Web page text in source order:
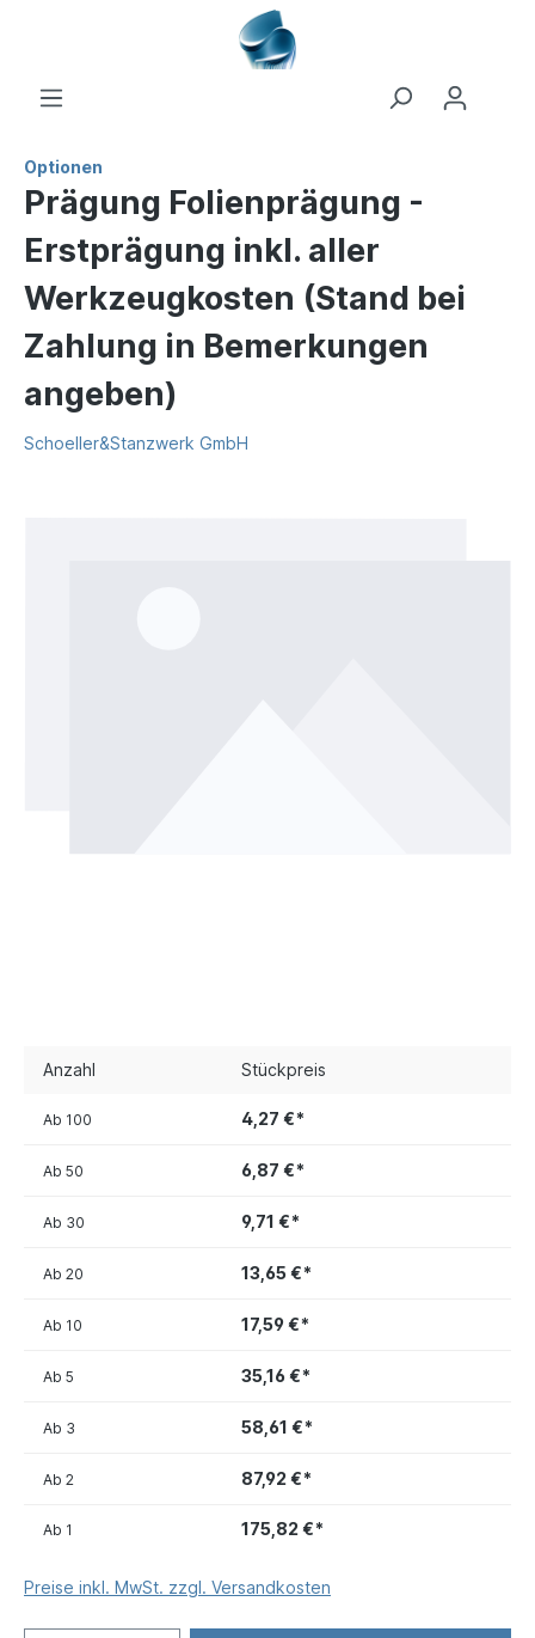
Optionen
Prägung Folienprägung -
Erstprägung inkl. aller
Werkzeugkosten (Stand bei
Zahlung in Bemerkungen
angeben)
Schoeller&Stanzwerk GmbH
Anzahl Stückpreis
Ab 1 175,82 €*
Ab 2 87,92 €*
Ab 3 58,61 €*
Ab 5 35,16 €*
Ab 10 17,59 €*
Ab 20 13,65 €*
Ab 30 9,71 €*
Ab 50 6,87 €*
Ab 100 4,27 €*
Preise inkl. MwSt. zzgl. Versandkosten